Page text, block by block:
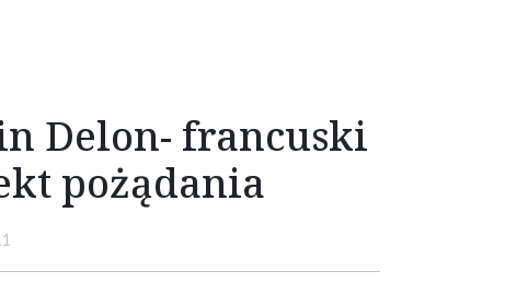
Delon- francuski
pożądania